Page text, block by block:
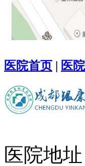
医院首页 | 医
医院地